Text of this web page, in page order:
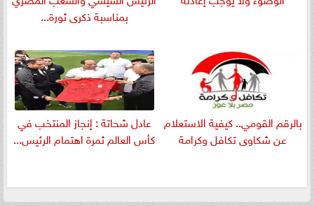
بمناسبة ذكرى ثورة...
بالرقم القومي.. كيفية الاستعلام
عن شكاوى تكافل وكرامة
عادل شحاتة : إنجاز المنتخب في
كأس العالم ثمرة اهتمام الرئيس...